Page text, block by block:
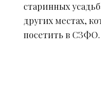
старинных
других местах,
посетить в СЗФО.